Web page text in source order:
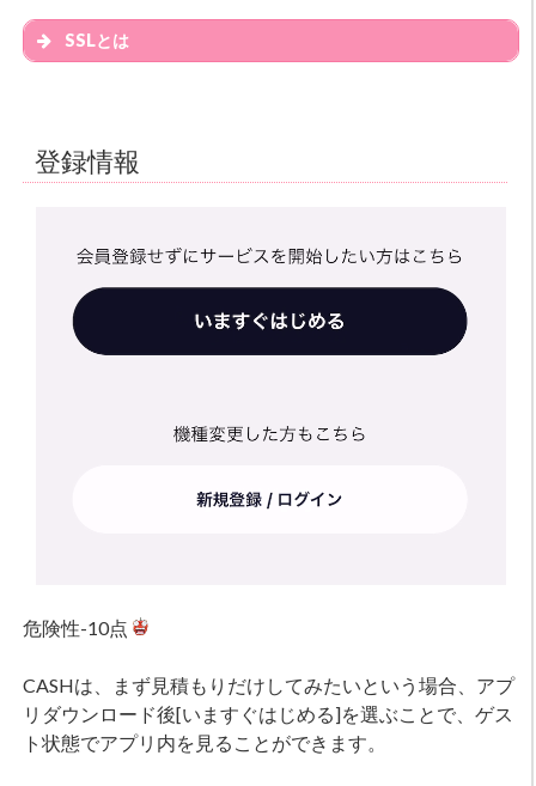
SSLとは
登録情報
危険性-10点
CASHは、まず見積もりだけしてみたいという場合、アプ
リダウンロード後[いますぐはじめる]を選ぶことで、ゲス
ト状態でアプリ内を見ることができます。